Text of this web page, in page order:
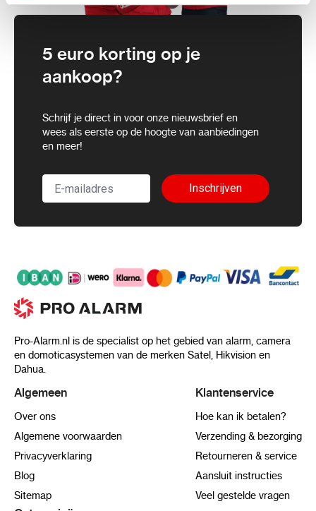
5 euro korting op je
aankoop?
Schrijf je direct in voor onze nieuwsbrief en
wees als eerste op de hoogte van aanbiedingen
en meer!
Inschrijven
Pro-Alarm.nl is de specialist op het gebied van alarm, camera
en domoticasystemen van de merken Satel, Hikvision en
Dahua.
Algemeen
Over ons
Algemene voorwaarden
Privacyverklaring
Blog
Sitemap
Klantenservice
Hoe kan ik betalen?
Verzending & bezorging
Retourneren & service
Aansluit instructies
Veel gestelde vragen